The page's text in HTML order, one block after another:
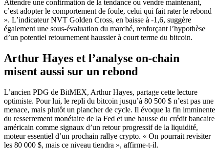
Attendre une confirmation de la tendance ou vendre maintenant,
c’est adopter le comportement de foule, celui qui fait rater le rebond
». L’indicateur NVT Golden Cross, en baisse à -1,6, suggère
également une sous-évaluation du marché, renforçant l’hypothèse
d’un potentiel retournement haussier à court terme du bitcoin.
Arthur Hayes et l’analyse on-chain
misent aussi sur un rebond
L’ancien PDG de BitMEX, Arthur Hayes, partage cette lecture
optimiste. Pour lui, le repli du bitcoin jusqu’à 80 500 $ n’est pas une
menace, mais plutôt un plancher de cycle. Il évoque la fin imminente
du resserrement monétaire de la Fed et une hausse du crédit bancaire
américain comme signaux d’un retour progressif de la liquidité,
moteur essentiel d’un prochain rallye crypto. « On pourrait revisiter
les 80 000 $, mais ce niveau tiendra », affirme-t-il.